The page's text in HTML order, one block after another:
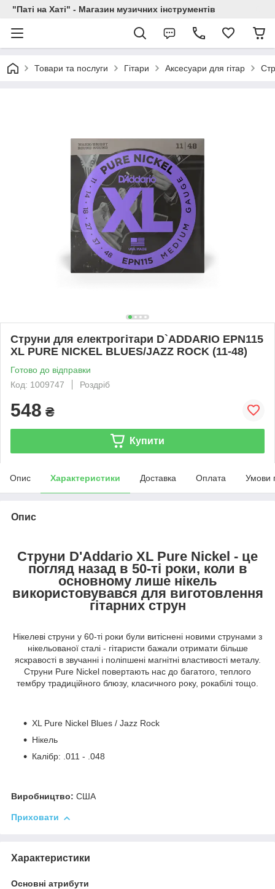
"Паті на Хаті" - Магазин музичних інструментів
Товари та послуги Гітари Аксесуари для гітар
Струни для електрогітари D`ADDARIO EPN115
XL PURE NICKEL BLUES/JAZZ ROCK (11-48)
Готово до відправки
Код: 1009747
Роздріб
548 ₴
Купити
Опис Характеристики Доставка Оплата Умови
Опис
Струни D'Addario XL Pure Nickel - це
погляд назад в 50-ті роки, коли в
основному лише нікель
використовувався для виготовлення
гітарних струн
Нікелеві струни у 60-ті роки були витіснені новими струнами з
нікельованої сталі - гітаристи бажали отримати більше
яскравості в звучанні і поліпшені магнітні властивості металу.
Струни Pure Nickel повертають нас до багатого, теплого
тембру традиційного блюзу, класичного року, рокабілі тощо.
XL Pure Nickel Blues / Jazz Rock
Нікель
Калібр: .011 - .048
Виробництво: США
Приховати
Характеристики
Основні атрибути